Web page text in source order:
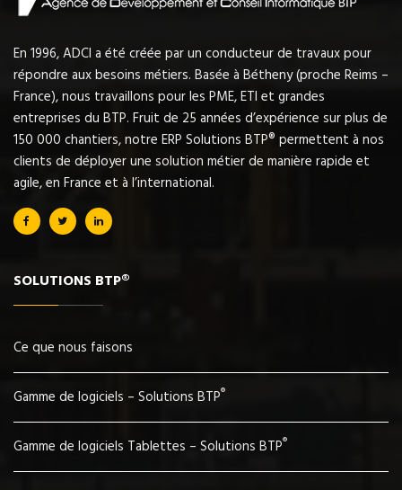
En 1996, ADCI a été créée par un conducteur de travaux pour
répondre aux besoins métiers. Basée à Bétheny (proche Reims –
France), nous travaillons pour les PME, ETI et grandes
entreprises du BTP. Fruit de 25 années d’expérience sur plus de
150 000 chantiers, notre ERP Solutions BTP® permettent à nos
clients de déployer une solution métier de manière rapide et
agile, en France et à l’international.
SOLUTIONS BTP®
Ce que nous faisons
Gamme de logiciels – Solutions BTP®
Gamme de logiciels Tablettes – Solutions BTP®